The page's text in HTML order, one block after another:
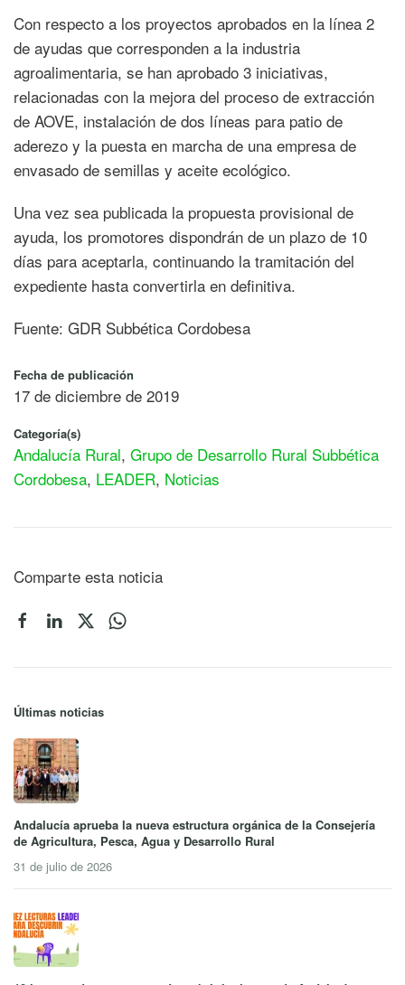
Con respecto a los proyectos aprobados en la línea 2
de ayudas que corresponden a la industria
agroalimentaria, se han aprobado 3 iniciativas,
relacionadas con la mejora del proceso de extracción
de AOVE, instalación de dos líneas para patio de
aderezo y la puesta en marcha de una empresa de
envasado de semillas y aceite ecológico.
Una vez sea publicada la propuesta provisional de
ayuda, los promotores dispondrán de un plazo de 10
días para aceptarla, continuando la tramitación del
expediente hasta convertirla en definitiva.
Fuente: GDR Subbética Cordobesa
Fecha de publicación
17 de diciembre de 2019
Categoría(s)
Andalucía Rural, Grupo de Desarrollo Rural Subbética
Cordobesa, LEADER, Noticias
Comparte esta noticia
Últimas noticias
Andalucía aprueba la nueva estructura orgánica de la Consejería
de Agricultura, Pesca, Agua y Desarrollo Rural
31 de julio de 2026